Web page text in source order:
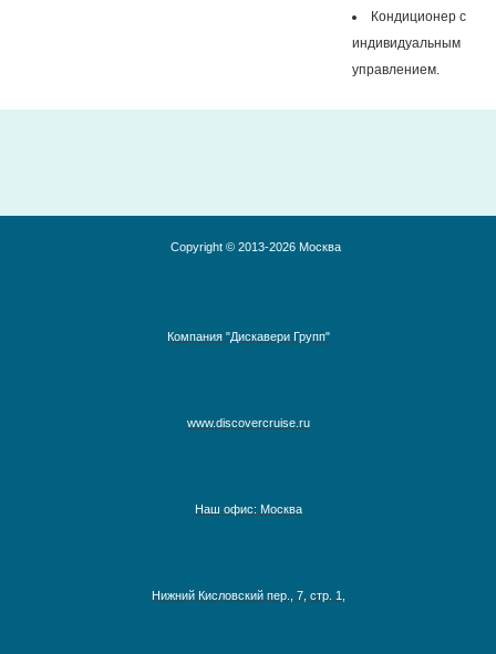
Кондиционер с
индивидуальным
управлением.
Copyright © 2013-2026 Москва
Компания "Дискавери Групп"
www.discovercruise.ru
Наш офис: Москва
Нижний Кисловский пер., 7, стр. 1,Австралия, Азия, Новая Зеландия